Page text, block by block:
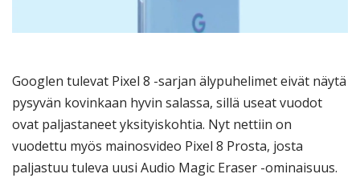
Googlen tulevat Pixel 8 -sarjan älypuhelimet eivät näytä
pysyvän kovinkaan hyvin salassa, sillä useat vuodot
ovat paljastaneet yksityiskohtia. Nyt nettiin on
vuodettu myös mainosvideo Pixel 8 Prosta, josta
paljastuu tuleva uusi Audio Magic Eraser -ominaisuus.